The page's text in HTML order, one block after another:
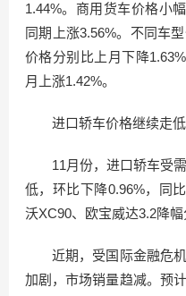
1.44%。商用货车价格小
同期上涨3.56%。不同车
价格分别比上月下降
月上涨1.42%。
进口轿车价格继续走低
11月份，进口轿车受需
低，环比下降0.96%，同
沃XC90、欧宝威达3.2降幅
近期，受国际金融危机
加剧，市场销量趋减。预